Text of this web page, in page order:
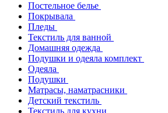
Постельное белье
Покрывала
Пледы
Текстиль для ванной
Домашняя одежда
Подушки и одеяла комплект
Одеяла
Подушки
Матрасы, наматрасники
Детский текстиль